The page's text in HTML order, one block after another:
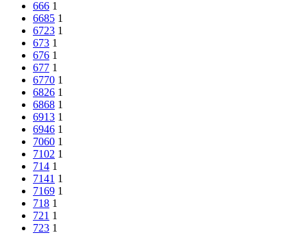
666 1
6685 1
6723 1
673 1
676 1
677 1
6770 1
6826 1
6868 1
6913 1
6946 1
7060 1
7102 1
714 1
7141 1
7169 1
718 1
721 1
723 1